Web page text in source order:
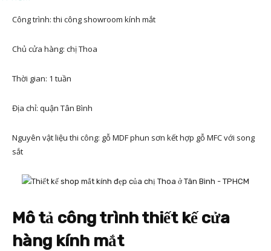
Công trình: thi công showroom kính mắt
Chủ cửa hàng: chị Thoa
Thời gian: 1 tuần
Địa chỉ: quận Tân Bình
Nguyên vật liệu thi công: gỗ MDF phun sơn kết hợp gỗ MFC với song
sắt
Mô tả công trình thiết kế cửa
hàng kính mắt